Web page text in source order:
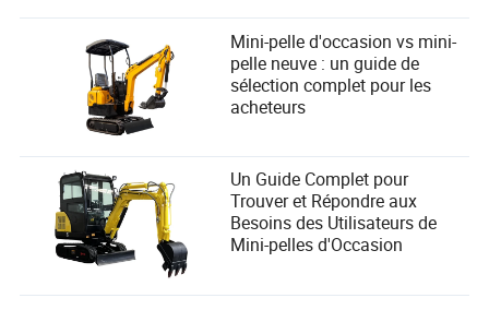
Mini-pelle d'occasion vs mini-
pelle neuve : un guide de
sélection complet pour les
acheteurs
Un Guide Complet pour
Trouver et Répondre aux
Besoins des Utilisateurs de
Mini-pelles d'Occasion